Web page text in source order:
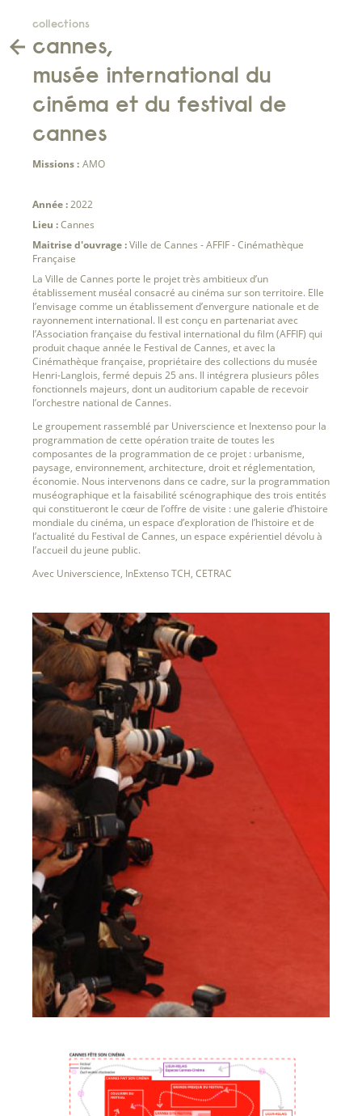
collections
cannes,
musée international du
cinéma et du festival de
cannes
Missions : AMO
Année :2022
Lieu :Cannes
Maitrise d'ouvrage :Ville de Cannes - AFFIF - Cinémathèque
Française
La Ville de Cannes porte le projet très ambitieux d’un
établissement muséal consacré au cinéma sur son territoire. Elle
l’envisage comme un établissement d’envergure nationale et de
rayonnement international. Il est conçu en partenariat avec
l’Association française du festival international du film (AFFIF) qui
produit chaque année le Festival de Cannes, et avec la
Cinémathèque française, propriétaire des collections du musée
Henri-Langlois, fermé depuis 25 ans. Il intégrera plusieurs pôles
fonctionnels majeurs, dont un auditorium capable de recevoir
l’orchestre national de Cannes.
Le groupement rassemblé par Universcience et Inextenso pour la
programmation de cette opération traite de toutes les
composantes de la programmation de ce projet : urbanisme,
paysage, environnement, architecture, droit et réglementation,
économie. Nous intervenons dans ce cadre, sur la programmation
muséographique et la faisabilité scénographique des trois entités
qui constitueront le cœur de l’offre de visite : une galerie d’histoire
mondiale du cinéma, un espace d’exploration de l’histoire et de
l’actualité du Festival de Cannes, un espace expérientiel dévolu à
l’accueil du jeune public.
Avec Universcience, InExtenso TCH, CETRAC